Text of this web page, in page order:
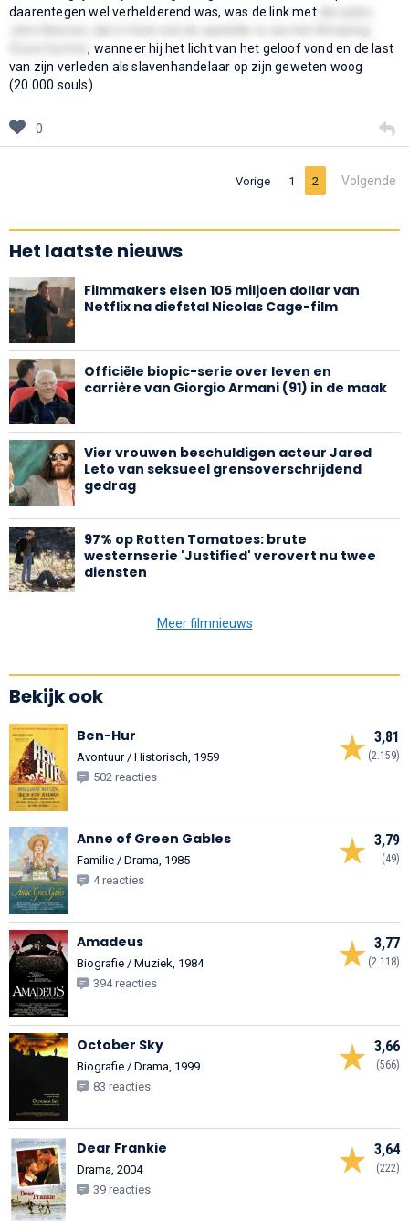
daarentegen wel verhelderend was, was de link met
Grace hymne, wanneer hij het licht van het geloof vond en de last
van zijn verleden als slavenhandelaar op zijn geweten woog
(20.000 souls).
0
Vorige 1 2 Volgende
Het laatste nieuws
Filmmakers eisen 105 miljoen dollar van
Netflix na diefstal Nicolas Cage-film
Officiële biopic-serie over leven en
carrière van Giorgio Armani (91) in de maak
Vier vrouwen beschuldigen acteur Jared
Leto van seksueel grensoverschrijdend
gedrag
97% op Rotten Tomatoes: brute
westernserie 'Justified' verovert nu twee
diensten
Meer filmnieuws
Bekijk ook
3,81
(2.159)
Ben-Hur
Avontuur / Historisch, 1959
502 reacties
3,79
(49)
Anne of Green Gables
Familie / Drama, 1985
4 reacties
3,77
(2.118)
Amadeus
Biografie / Muziek, 1984
394 reacties
3,66
(566)
October Sky
Biografie / Drama, 1999
83 reacties
3,64
(222)
Dear Frankie
Drama, 2004
39 reacties